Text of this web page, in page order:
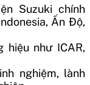
Suzuki chính
Ấn Độ,
hiệu như ICAR,
nghiệm, lành